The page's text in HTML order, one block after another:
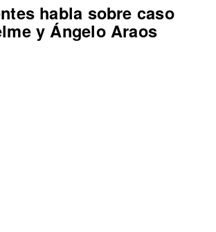
habla sobre caso
y Ángelo Araos